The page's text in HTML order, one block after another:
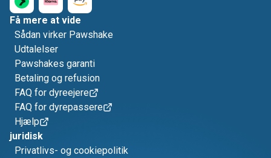
Få mere at vide
Sådan virker Pawshake
Udtalelser
Pawshakes garanti
Betaling og refusion
FAQ for dyreejere
FAQ for dyrepassere
Hjælp
juridisk
Privatlivs- og cookiepolitik